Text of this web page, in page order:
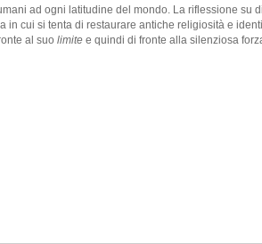
ad ogni latitudine del mondo. La riflessione su
in cui si tenta di restaurare antiche religiosità e
al suo limite e quindi di fronte alla silenziosa